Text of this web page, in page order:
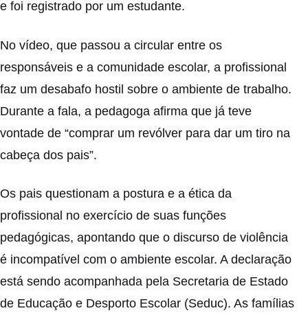
e foi registrado por um estudante.
No vídeo, que passou a circular entre os
responsáveis e a comunidade escolar, a profissional
faz um desabafo hostil sobre o ambiente de trabalho.
Durante a fala, a pedagoga afirma que já teve
vontade de “comprar um revólver para dar um tiro na
cabeça dos pais”.
Os pais questionam a postura e a ética da
profissional no exercício de suas funções
pedagógicas, apontando que o discurso de violência
é incompatível com o ambiente escolar. A declaração
está sendo acompanhada pela Secretaria de Estado
de Educação e Desporto Escolar (Seduc). As famílias